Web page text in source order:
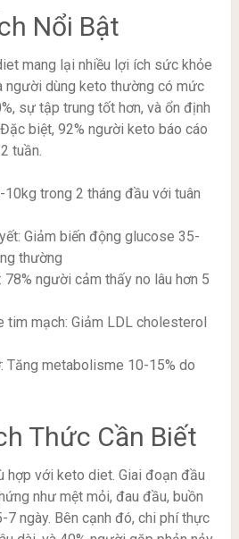
Nổi Bật
mang lại nhiều lợi ích sức khỏe
người dùng keto thường có mức
sự tập trung tốt hơn, và ổn định
biệt, 92% người keto báo cáo
tuần.
10kg trong 2 tháng đầu với tuân
Giảm biến động glucose 35-
thường
78% người cảm thấy no lâu hơn 5
tim mạch: Giảm LDL cholesterol
Tăng metabolisme 10-15% do
Thức Cần Biết
hợp với keto diet. Giai đoạn đầu
như mệt mỏi, đau đầu, buồn
ngày. Bên cạnh đó, chi phí thực